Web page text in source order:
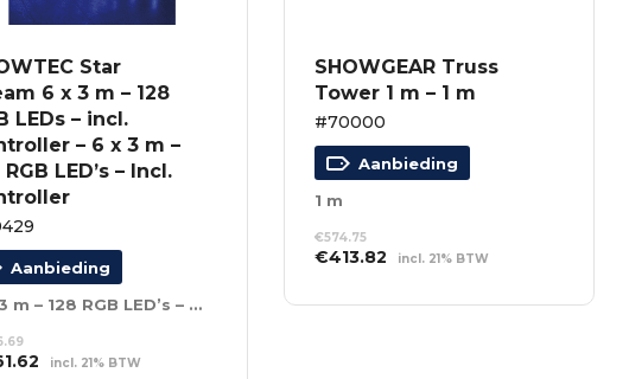
Star
6 x 3 m – 128
LEDs – incl.
– 6 x 3 m –
RGB LED’s – Incl.
Aanbieding
6 x 3 m – 128 RGB LED’s – Incl. Controller
Huidige
incl. 21% BTW
SHOWGEAR Truss
Tower 1 m – 1 m
#70000
Aanbieding
1 m
€574.75
Oorspronkelijke
was:
€413.82Huidige
is:
incl. 21% BTW
WINKELWAGEN